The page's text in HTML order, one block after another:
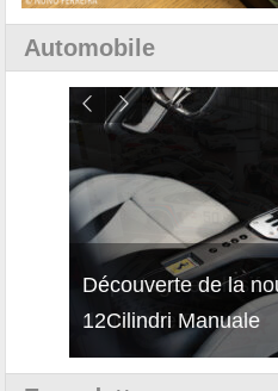
Automobile
Découverte de la
12Cilindri Manuale